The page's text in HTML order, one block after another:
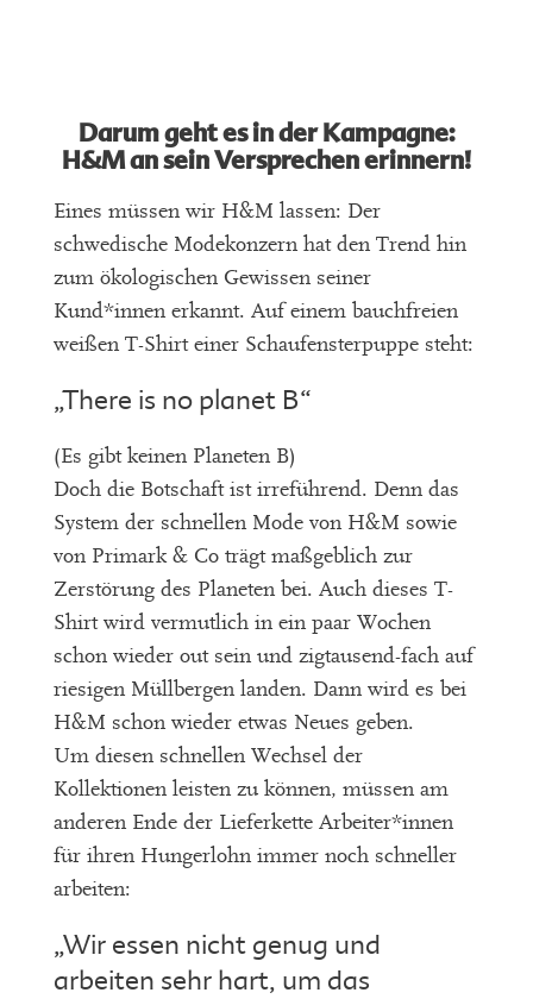
Darum geht es in der Kampagne:
H&M an sein Versprechen erinnern!
Eines müssen wir H&M lassen: Der
schwedische Modekonzern hat den Trend hin
zum ökologischen Gewissen seiner
Kund*innen erkannt. Auf einem bauchfreien
weißen T-Shirt einer Schaufensterpuppe steht:
„There is no planet B“
(Es gibt keinen Planeten B)
Doch die Botschaft ist irreführend. Denn das
System der schnellen Mode von H&M sowie
von Primark & Co trägt maßgeblich zur
Zerstörung des Planeten bei. Auch dieses T-
Shirt wird vermutlich in ein paar Wochen
schon wieder out sein und zigtausend-fach auf
riesigen Müllbergen landen. Dann wird es bei
H&M schon wieder etwas Neues geben.
Um diesen schnellen Wechsel der
Kollektionen leisten zu können, müssen am
anderen Ende der Lieferkette Arbeiter*innen
für ihren Hungerlohn immer noch schneller
arbeiten:
„Wir essen nicht genug und
arbeiten sehr hart, um das